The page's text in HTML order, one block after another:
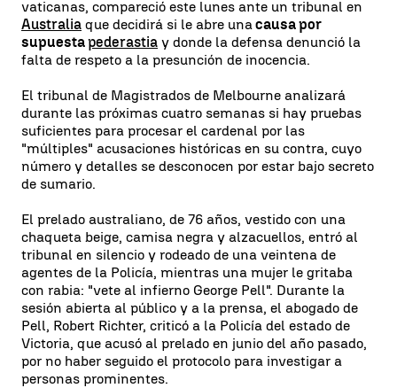
vaticanas, compareció este lunes ante un tribunal en
Australia que decidirá si le abre una causa por
supuestapederastia y donde la defensa denunció la
falta de respeto a la presunción de inocencia.
El tribunal de Magistrados de Melbourne analizará
durante las próximas cuatro semanas si hay pruebas
suficientes para procesar el cardenal por las
"múltiples" acusaciones históricas en su contra, cuyo
número y detalles se desconocen por estar bajo secreto
de sumario.
El prelado australiano, de 76 años, vestido con una
chaqueta beige, camisa negra y alzacuellos, entró al
tribunal en silencio y rodeado de una veintena de
agentes de la Policía, mientras una mujer le gritaba
con rabia: "vete al infierno George Pell". Durante la
sesión abierta al público y a la prensa, el abogado de
Pell, Robert Richter, criticó a la Policía del estado de
Victoria, que acusó al prelado en junio del año pasado,
por no haber seguido el protocolo para investigar a
personas prominentes.